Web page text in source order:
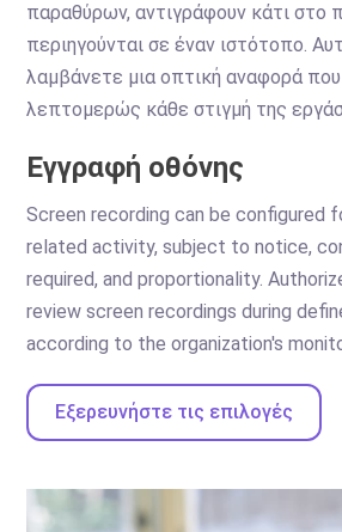
παραθύρων, αντιγράφουν κάτι στο
περιηγούνται σε έναν ιστότοπο.
λαμβάνετε μια οπτική αναφορά
λεπτομερώς κάθε στιγμή της
Εγγραφή οθόνης
Screen recording can be configured
related activity, subject to notice,
required, and proportionality.
review screen recordings during
according to the organization's
Εξερευνήστε τις επιλογές